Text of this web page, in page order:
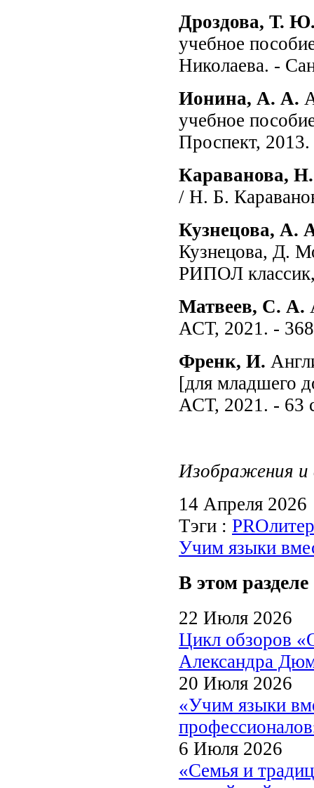
Дроздова, Т. Ю
учебное
Николаева. -
Ионина, А. А.
учебное
Проспект,
Караванова,
/ Н. Б.
Кузнецова, А.
Кузнецова, Д.
РИПОЛ
Матвеев, С. А.
АСТ, 2021. -
Френк, И.
[для младшего
АСТ, 2021. - 63
Изображения
14 Апреля
Тэги :
Учим языки
В этом разделе
22 Июля 2026
Цикл обзоров
Александра
20 Июля 2026
«Учим языки
6 Июля 2026
«Семья и